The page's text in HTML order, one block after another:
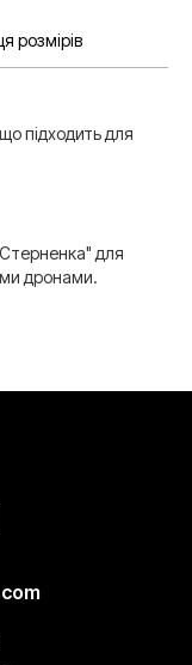
розмірів
підходить для
для
дронами.